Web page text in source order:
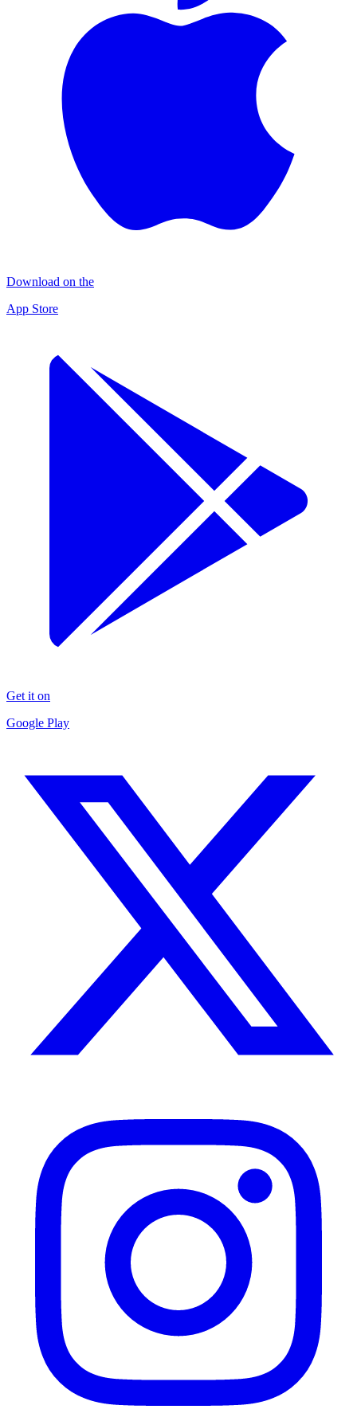
Download on the
App Store
Get it on
Google Play